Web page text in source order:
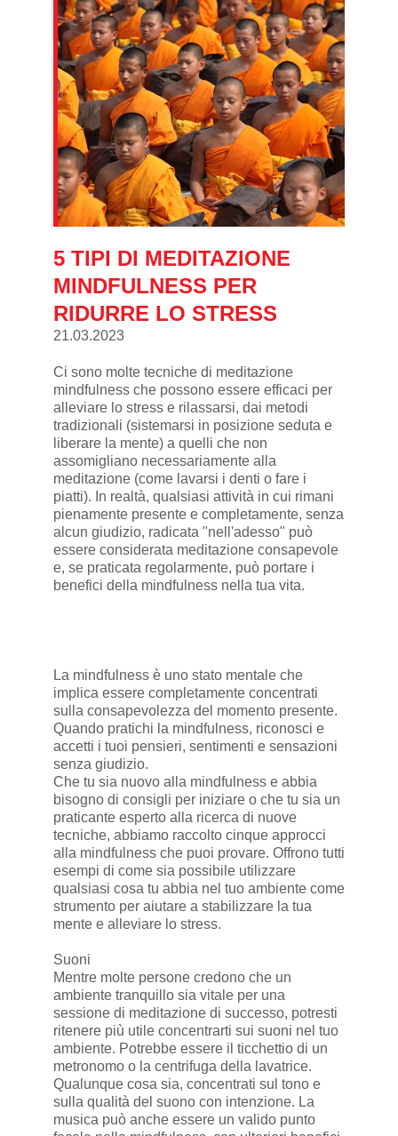
5 TIPI DI MEDITAZIONE
MINDFULNESS PER
RIDURRE LO STRESS
21.03.2023
Ci sono molte tecniche di meditazione
mindfulness che possono essere efficaci per
alleviare lo stress e rilassarsi, dai metodi
tradizionali (sistemarsi in posizione seduta e
liberare la mente) a quelli che non
assomigliano necessariamente alla
meditazione (come lavarsi i denti o fare i
piatti). In realtà, qualsiasi attività in cui rimani
pienamente presente e completamente, senza
alcun giudizio, radicata "nell'adesso" può
essere considerata meditazione consapevole
e, se praticata regolarmente, può portare i
benefici della mindfulness nella tua vita.
La mindfulness è uno stato mentale che
implica essere completamente concentrati
sulla consapevolezza del momento presente.
Quando pratichi la mindfulness, riconosci e
accetti i tuoi pensieri, sentimenti e sensazioni
senza giudizio.
Che tu sia nuovo alla mindfulness e abbia
bisogno di consigli per iniziare o che tu sia un
praticante esperto alla ricerca di nuove
tecniche, abbiamo raccolto cinque approcci
alla mindfulness che puoi provare. Offrono tutti
esempi di come sia possibile utilizzare
qualsiasi cosa tu abbia nel tuo ambiente come
strumento per aiutare a stabilizzare la tua
mente e alleviare lo stress.
Suoni
Mentre molte persone credono che un
ambiente tranquillo sia vitale per una
sessione di meditazione di successo, potresti
ritenere più utile concentrarti sui suoni nel tuo
ambiente. Potrebbe essere il ticchettio di un
metronomo o la centrifuga della lavatrice.
Qualunque cosa sia, concentrati sul tono e
sulla qualità del suono con intenzione. La
musica può anche essere un valido punto